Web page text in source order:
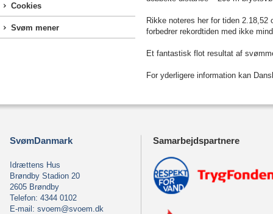
Cookies
Svøm mener
Rikke noteres her for tiden
forbedrer rekordtiden med ikke
Et fantastisk flot resultat af
For yderligere information kan
SvømDanmark
Idrættens Hus
Brøndby Stadion 20
2605 Brøndby
Telefon: 4344 0102
E-mail: svoem@svoem.dk
Samarbejdspartnere